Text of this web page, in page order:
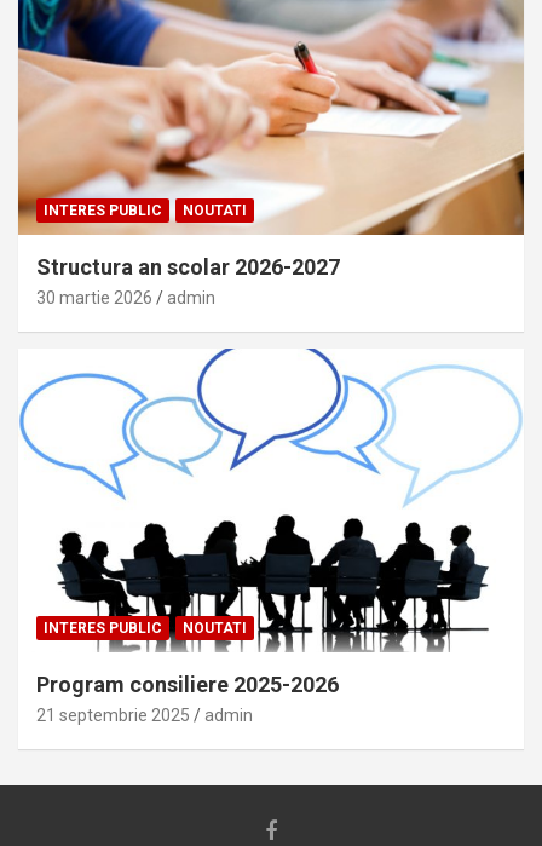
INTERES PUBLIC NOUTATI
Structura an scolar 2026-2027
30 martie 2026 admin
INTERES PUBLIC NOUTATI
Program consiliere 2025-2026
21 septembrie 2025 admin